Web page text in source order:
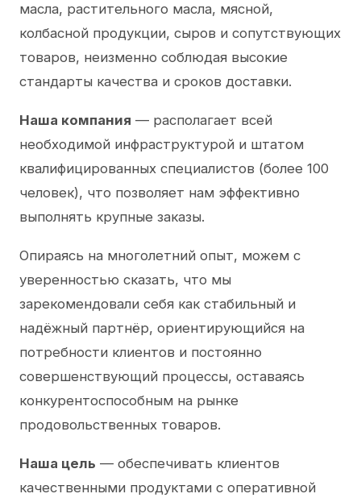
масла, растительного масла, мясной,
колбасной продукции, сыров и сопутствующих
товаров, неизменно соблюдая высокие
стандарты качества и сроков доставки.
Наша компания — располагает всей
необходимой инфраструктурой и штатом
квалифицированных специалистов (более 100
человек), что позволяет нам эффективно
выполнять крупные заказы.
Опираясь на многолетний опыт, можем с
уверенностью сказать, что мы
зарекомендовали себя как стабильный и
надёжный партнёр, ориентирующийся на
потребности клиентов и постоянно
совершенствующий процессы, оставаясь
конкурентоспособным на рынке
продовольственных товаров.
Наша цель — обеспечивать клиентов
качественными продуктами с оперативной